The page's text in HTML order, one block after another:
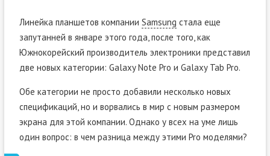
Линейка планшетов компании Samsung стала еще
запутанней в январе этого года, после того, как
Южнокорейский производитель электроники представил
две новых категории: Galaxy Note Pro и Galaxy Tab Pro.
Обе категории не просто добавили несколько новых
спецификаций, но и ворвались в мир с новым размером
экрана для этой компании. Однако у всех на уме лишь
один вопрос: в чем разница между этими Pro моделями?